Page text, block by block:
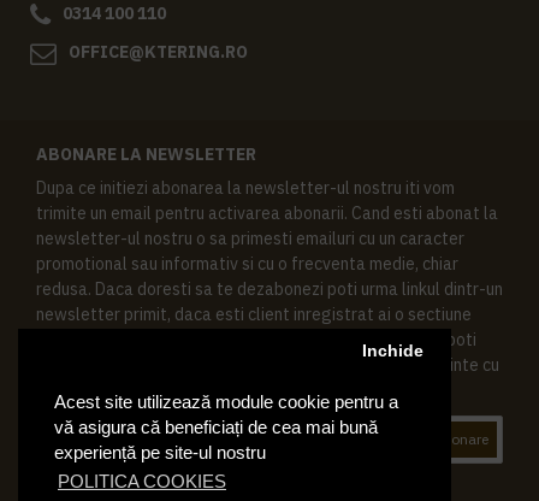
Acest site utilizează module cookie pentru a
vă asigura că beneficiați de cea mai bună
experiență pe site-ul nostru
POLITICA COOKIES
Inchide
0314 100 110
OFFICE@KTERING.RO
ABONARE LA NEWSLETTER
Dupa ce initiezi abonarea la newsletter-ul nostru iti vom
trimite un email pentru activarea abonarii. Cand esti abonat la
newsletter-ul nostru o sa primesti emailuri cu un caracter
promotional sau informativ si cu o frecventa medie, chiar
redusa. Daca doresti sa te dezabonezi poti urma linkul dintr-un
newsletter primit, daca esti client inregistrat ai o sectiune
speciala in contul tau in acest scop, si de asemenea ne poti
contacta oricand pe email pentru orice intrebari sau cerinte cu
Abonare